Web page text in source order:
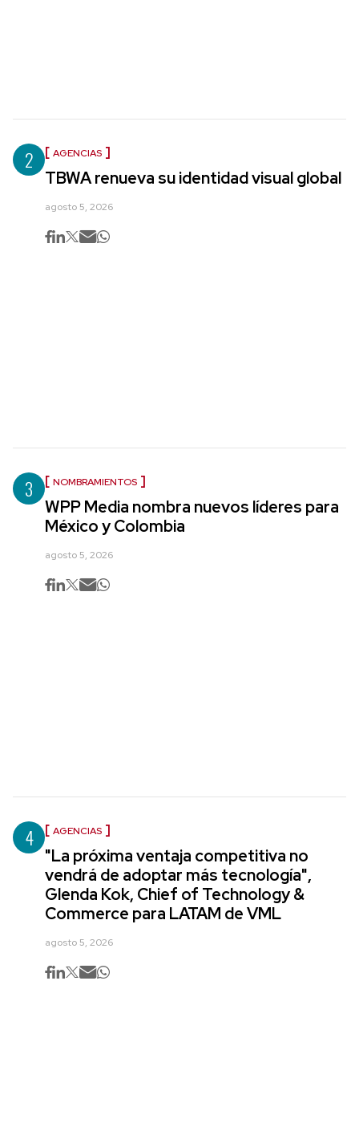
2 AGENCIAS
TBWA renueva su identidad visual global
agosto 5, 2026
3 NOMBRAMIENTOS
WPP Media nombra nuevos líderes para
México y Colombia
agosto 5, 2026
4 AGENCIAS
"La próxima ventaja competitiva no
vendrá de adoptar más tecnología",
Glenda Kok, Chief of Technology &
Commerce para LATAM de VML
agosto 5, 2026